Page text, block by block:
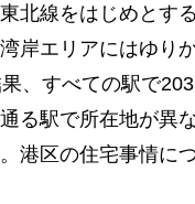
北線をはじめとす
岸エリアにはゆり
、すべての駅で
る駅で所在地が異
港区の住宅事情に